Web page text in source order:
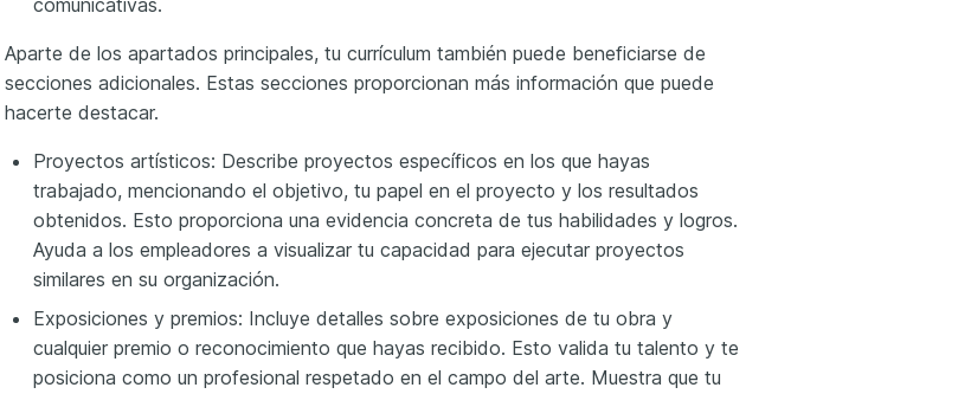
comunicativas.
Aparte de los apartados principales, tu currículum también puede beneficiarse de
secciones adicionales. Estas secciones proporcionan más información que puede
hacerte destacar.
Proyectos artísticos: Describe proyectos específicos en los que hayas
trabajado, mencionando el objetivo, tu papel en el proyecto y los resultados
obtenidos. Esto proporciona una evidencia concreta de tus habilidades y logros.
Ayuda a los empleadores a visualizar tu capacidad para ejecutar proyectos
similares en su organización.
Exposiciones y premios: Incluye detalles sobre exposiciones de tu obra y
cualquier premio o reconocimiento que hayas recibido. Esto valida tu talento y te
posiciona como un profesional respetado en el campo del arte. Muestra que tu